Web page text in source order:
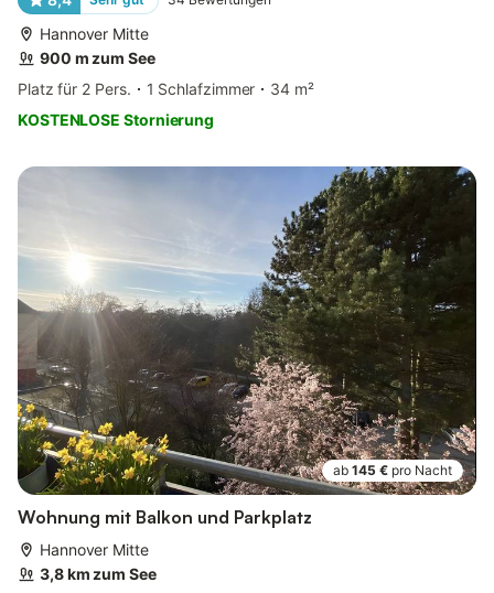
Hannover Mitte
900 m zum See
Platz für 2 Pers.
1 Schlafzimmer
34 m²
KOSTENLOSE Stornierung
ab 145 € pro Nacht
Wohnung mit Balkon und Parkplatz
Hannover Mitte
3,8 km zum See